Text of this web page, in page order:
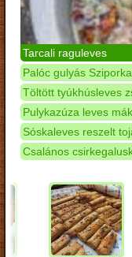
Tarcali raguleves
Palóc gulyás
Töltött tyúkhúsleves
Pulykazúza leves
Sóskaleves reszelt
Csalános